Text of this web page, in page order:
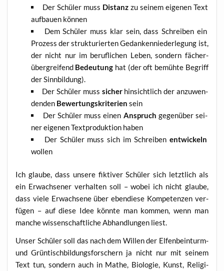
Der Schü­ler muss Distanzzu sei­nem eige­nen Text
auf­bau­en können
Dem Schü­ler muss klar sein, dass Schrei­ben ein
Pro­zess der struk­tu­rier­ten Gedan­ken­nie­der­le­gung ist,
der nicht nur im beruf­li­chen Leben, son­dern fächer­
über­grei­fend Bedeu­tung hat (der oft bemüh­te Begriff
der Sinnbildung).
Der Schü­ler muss sicherhin­sicht­lich der anzu­wen­
den­den Bewer­tungs­kri­te­ri­en sein
Der Schü­ler muss einen Anspruch gegen­über sei­
ner eige­nen Text­pro­duk­ti­on haben
Der Schü­ler muss sich im Schrei­ben ent­wi­ckeln
wollen
Ich glau­be, dass unse­re fik­ti­ver Schü­ler sich letzt­lich als
ein Erwach­se­ner ver­hal­ten soll – wobei ich nicht glau­be,
dass vie­le Erwach­se­ne über eben­die­se Kom­pe­ten­zen ver­
fü­gen – auf die­se Idee könn­te man kom­men, wenn man
man­che wis­sen­schaft­li­che Abhand­lun­gen liest.
Unser Schü­ler soll das nach dem Wil­len der Elfen­bein­turm-
und Grün­tisch­bil­dungs­for­schern ja nicht nur mit sei­nem
Text tun, son­dern auch in Mathe, Bio­lo­gie, Kunst, Reli­gi­